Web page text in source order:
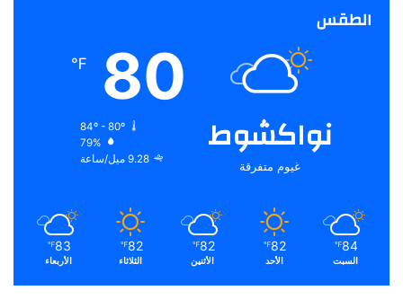
الطقس
نواكشوط
غيوم متفرقة
80
℉
84º - 80º
79%
9.28 ميل/ساعة
84
℉
السبت
82
℉
الأحد
82
℉
الأثنين
82
℉
الثلاثاء
83
℉
الأربعاء